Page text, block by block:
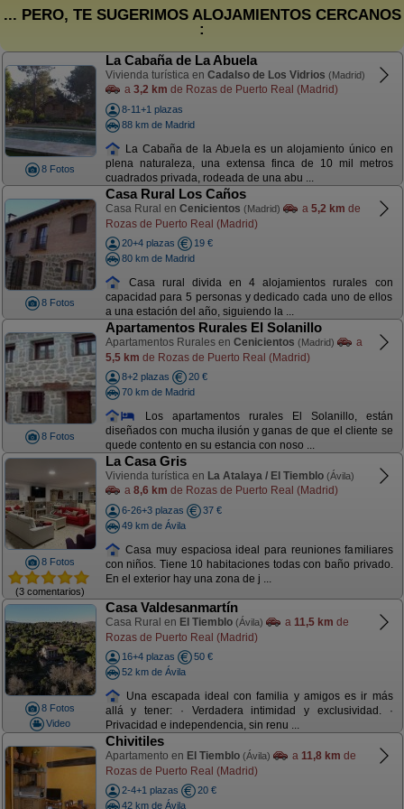
... PERO, TE SUGERIMOS ALOJAMIENTOS CERCANOS
:
8 Fotos
La Cabaña de La Abuela
Vivienda turística en Cadalso de Los Vidrios (Madrid)
a 3,2 km de Rozas de Puerto Real (Madrid)
8-11+1 plazas
88 km de Madrid
La Cabaña de la Abuela es un alojamiento único en
plena naturaleza, una extensa finca de 10 mil metros
cuadrados privada, rodeada de una abu ...
8 Fotos
Casa Rural Los Caños
Casa Rural en Cenicientos (Madrid) a 5,2 km de
Rozas de Puerto Real (Madrid)
20+4 plazas
19 €
80 km de Madrid
Casa rural divida en 4 alojamientos rurales con
capacidad para 5 personas y dedicado cada uno de ellos
a una estación del año, siguiendo la ...
8 Fotos
Apartamentos Rurales El Solanillo
Apartamentos Rurales en Cenicientos (Madrid)
a
5,5 km de Rozas de Puerto Real (Madrid)
8+2 plazas
20 €
70 km de Madrid
Los apartamentos rurales El Solanillo, están
diseñados con mucha ilusión y ganas de que el cliente se
quede contento en su estancia con noso ...
8 Fotos
(3 comentarios)
La Casa Gris
Vivienda turística en La Atalaya / El Tiemblo (Ávila)
a 8,6 km de Rozas de Puerto Real (Madrid)
6-26+3 plazas
37 €
49 km de Ávila
Casa muy espaciosa ideal para reuniones familiares
con niños. Tiene 10 habitaciones todas con baño privado.
En el exterior hay una zona de j ...
8 Fotos
Video
Casa Valdesanmartín
Casa Rural en El Tiemblo (Ávila) a 11,5 km de
Rozas de Puerto Real (Madrid)
16+4 plazas
50 €
52 km de Ávila
Una escapada ideal con familia y amigos es ir más
allá y tener: · Verdadera intimidad y exclusividad. ·
Privacidad e independencia, sin renu ...
Chivitiles
Apartamento en El Tiemblo (Ávila) a 11,8 km de
Rozas de Puerto Real (Madrid)
2-4+1 plazas
20 €
42 km de Ávila